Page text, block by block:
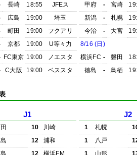
長崎 18:55
JFEス
広島 19:00
埼玉
町田 19:00
フクアリ
京都 19:00
U等々力
FC東京 19:00
ノエスタ
C大阪 19:00 ベススタ
甲府
- 宮崎
新潟
- 札幌
今治
- 大宮
8/16 (日)
横浜FC - 磐田
徳島
- 鳥栖
J1
10
川崎
12
浦和
12
横浜FM
J2
1 札幌
1
八戸
1
山形